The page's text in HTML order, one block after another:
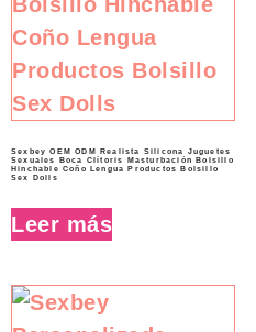
Sexbey OEM ODM Realista Silicona Juguetes
Sexuales Boca Clítoris Masturbación Bolsillo
Hinchable Coño Lengua Productos Bolsillo
Sex Dolls
Leer más